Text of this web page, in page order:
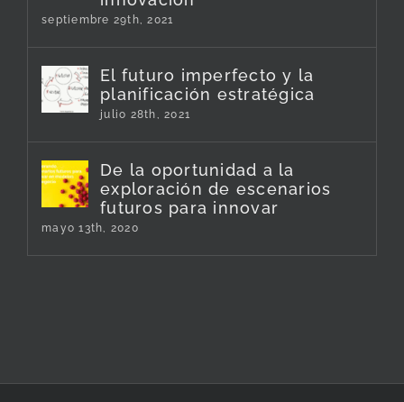
septiembre 29th, 2021
El futuro imperfecto y la
planificación estratégica
julio 28th, 2021
De la oportunidad a la
exploración de escenarios
futuros para innovar
mayo 13th, 2020